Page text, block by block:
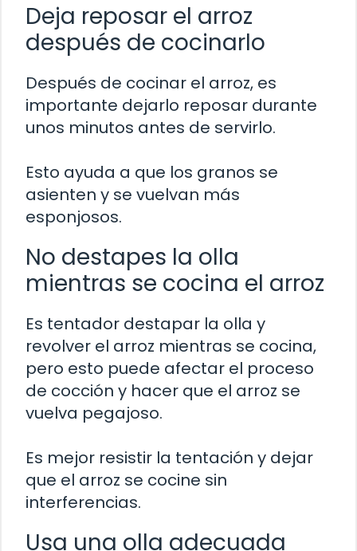
Deja reposar el arroz
después de cocinarlo
Después de cocinar el arroz, es
importante dejarlo reposar durante
unos minutos antes de servirlo.
Esto ayuda a que los granos se
asienten y se vuelvan más
esponjosos.
No destapes la olla
mientras se cocina el arroz
Es tentador destapar la olla y
revolver el arroz mientras se cocina,
pero esto puede afectar el proceso
de cocción y hacer que el arroz se
vuelva pegajoso.
Es mejor resistir la tentación y dejar
que el arroz se cocine sin
interferencias.
Usa una olla adecuada